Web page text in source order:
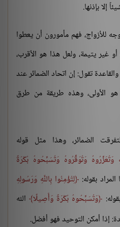
إلا بإذنها.
للأزواج، فهم مأمورون أن يعطوا
غير يتيمة، ولعل هذا هو الأقرب،
تقول: إن اتحاد الضمائر عند
الأولى، وهذه طريقة من طرق
الضمائر، وهذا مثل قوله
وَتُعَزِّرُوهُ وَتُوَقِّرُوهُ وَتُسَبِّحُوهُ بُكْرَةً
لِتُؤْمِنُوا بِاللَّهِ وَرَسُولِهِ
وَتُسَبِّحُوهُ بُكْرَةً وَأَصِيلًا الله
إذا أمكن التوحيد فهو أفضل.